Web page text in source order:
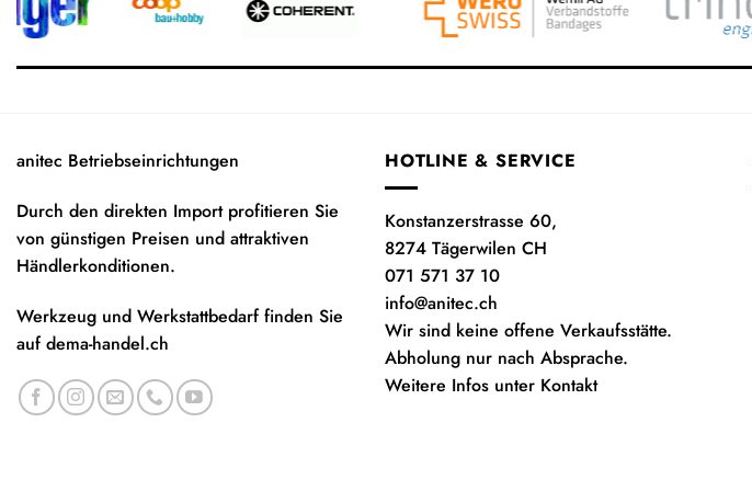
anitec Betriebseinrichtungen
Durch den direkten Import profitieren Sie
von günstigen Preisen und attraktiven
Händlerkonditionen.
Werkzeug und Werkstattbedarf finden Sie
aufdema-handel.ch
HOTLINE & SERVICE
Konstanzerstrasse 60,
8274 Tägerwilen CH
071 571 37 10
info@anitec.ch
Wir sind keine offene Verkaufsstätte.
Abholung nur nach Absprache.
Weitere Infos unter Kontakt